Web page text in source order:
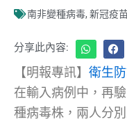
南非變種病毒, 新冠疫
分享此內容:
【明報專訊】 衛生
在輸入病例中，再
種病毒株，兩人分